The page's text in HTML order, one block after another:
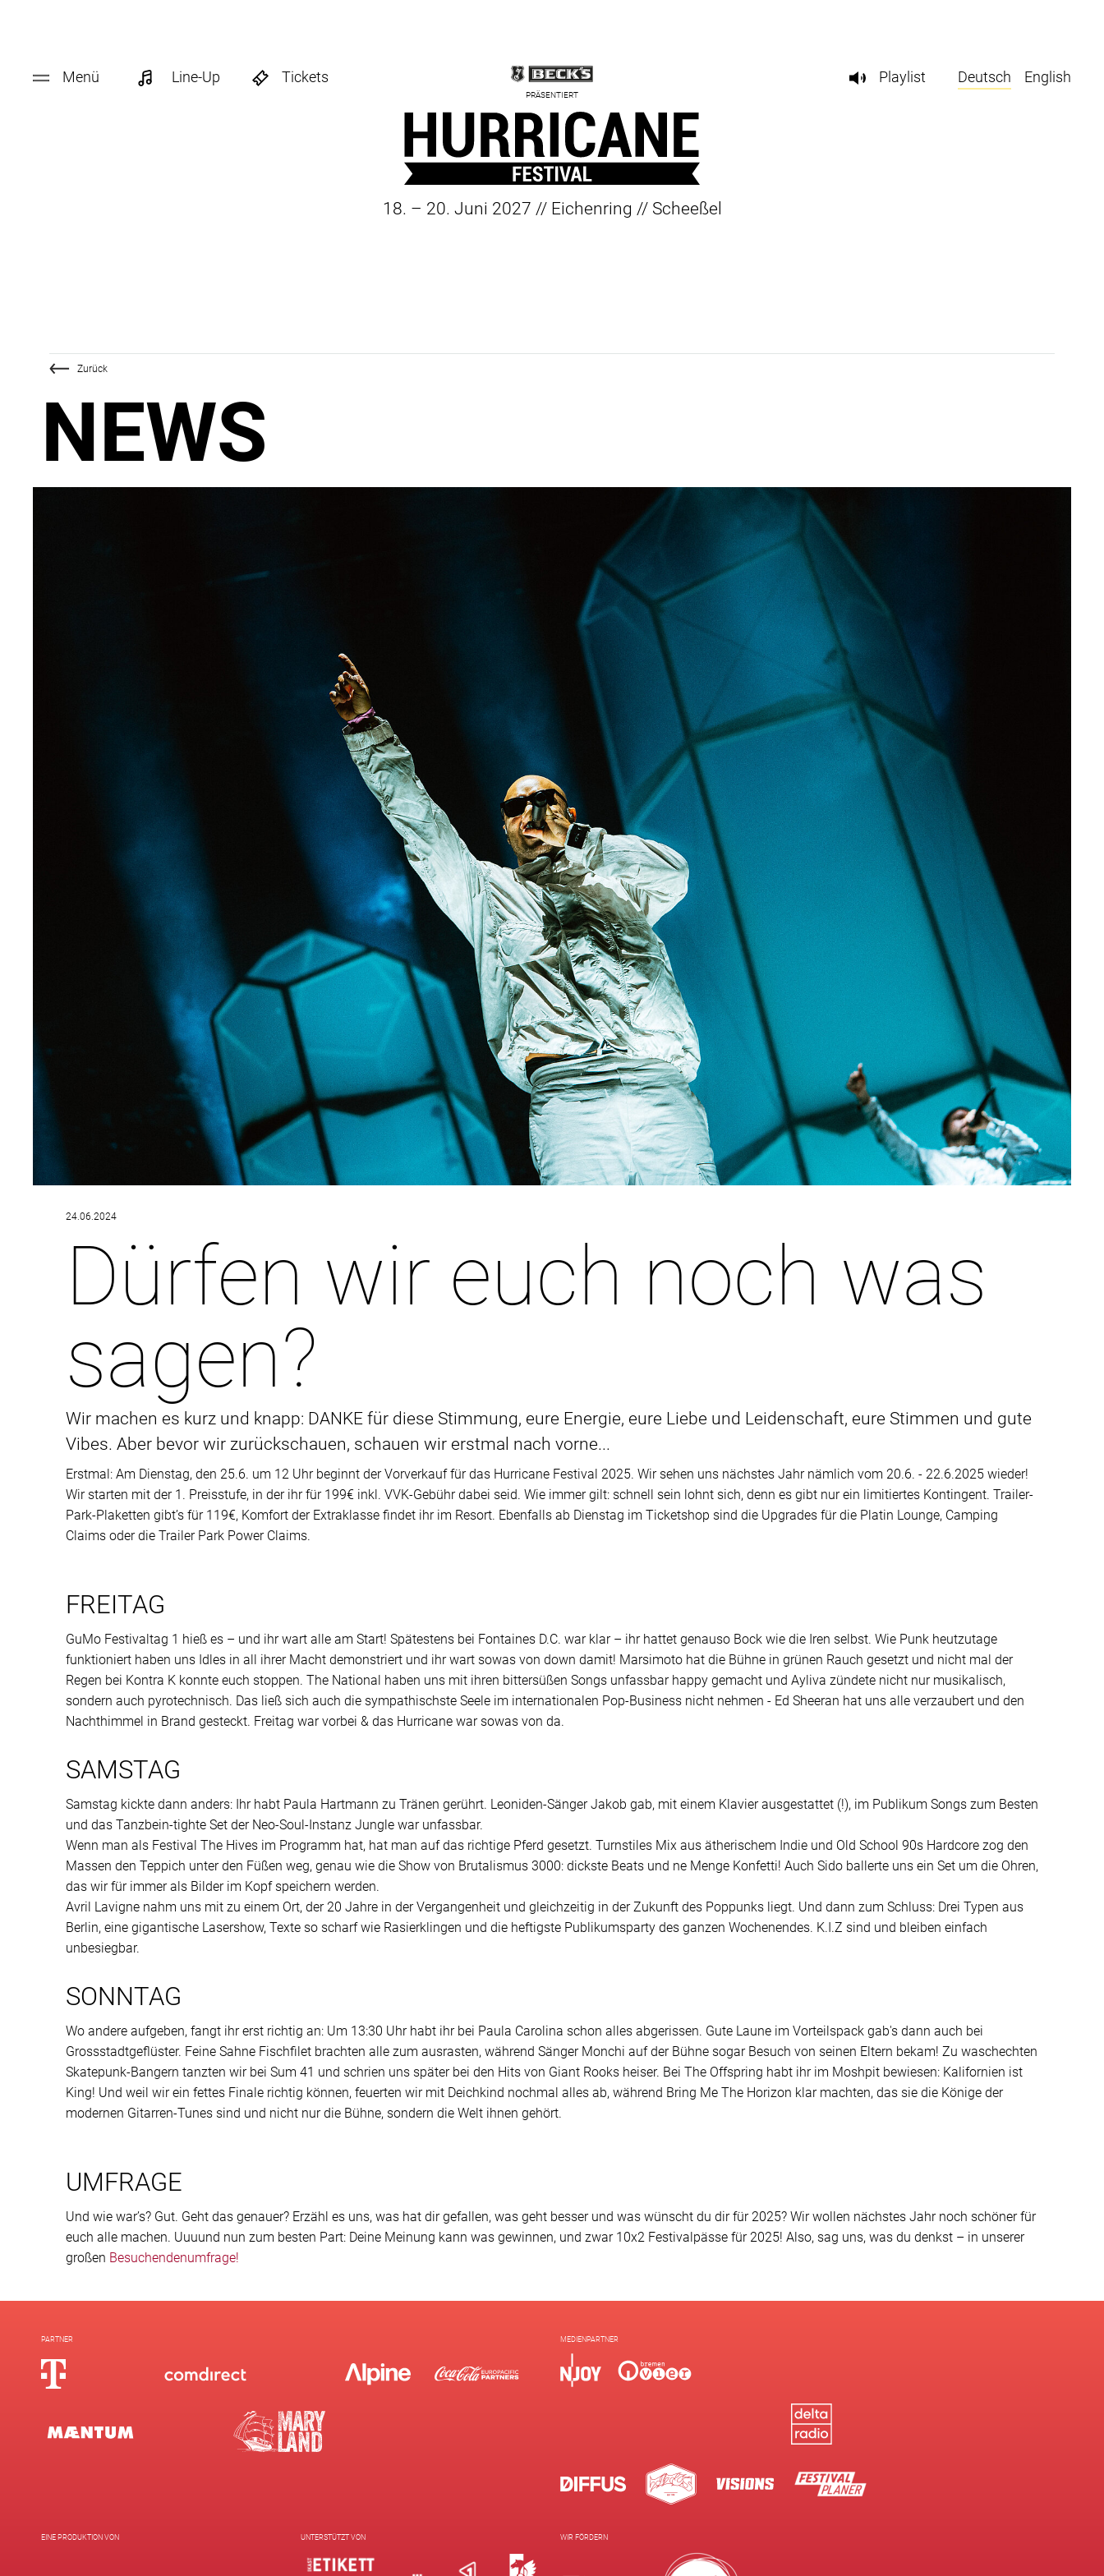
Menü Line-Up Tickets
PRÄSENTIERT
Playlist Deutsch English
18. – 20. Juni 2027 // Eichenring // Scheeßel
Zurück
NEWS
24.06.2024
Dürfen wir euch noch was
sagen?
Wir machen es kurz und knapp: DANKE für diese Stimmung, eure Energie, eure Liebe und Leidenschaft, eure Stimmen und gute
Vibes. Aber bevor wir zurückschauen, schauen wir erstmal nach vorne...
Erstmal: Am Dienstag, den 25.6. um 12 Uhr beginnt der Vorverkauf für das Hurricane Festival 2025. Wir sehen uns nächstes Jahr nämlich vom 20.6. - 22.6.2025 wieder!
Wir starten mit der 1. Preisstufe, in der ihr für 199€ inkl. VVK-Gebühr dabei seid. Wie immer gilt: schnell sein lohnt sich, denn es gibt nur ein limitiertes Kontingent. Trailer-
Park-Plaketten gibt’s für 119€, Komfort der Extraklasse findet ihr im Resort. Ebenfalls ab Dienstag im Ticketshop sind die Upgrades für die Platin Lounge, Camping
Claims oder die Trailer Park Power Claims.
FREITAG
GuMo Festivaltag 1 hieß es – und ihr wart alle am Start! Spätestens bei Fontaines D.C. war klar – ihr hattet genauso Bock wie die Iren selbst. Wie Punk heutzutage
funktioniert haben uns Idles in all ihrer Macht demonstriert und ihr wart sowas von down damit! Marsimoto hat die Bühne in grünen Rauch gesetzt und nicht mal der
Regen bei Kontra K konnte euch stoppen. The National haben uns mit ihren bittersüßen Songs unfassbar happy gemacht und Ayliva zündete nicht nur musikalisch,
sondern auch pyrotechnisch. Das ließ sich auch die sympathischste Seele im internationalen Pop-Business nicht nehmen - Ed Sheeran hat uns alle verzaubert und den
Nachthimmel in Brand gesteckt. Freitag war vorbei & das Hurricane war sowas von da.
SAMSTAG
Samstag kickte dann anders: Ihr habt Paula Hartmann zu Tränen gerührt. Leoniden-Sänger Jakob gab, mit einem Klavier ausgestattet (!), im Publikum Songs zum Besten
und das Tanzbein-tighte Set der Neo-Soul-Instanz Jungle war unfassbar.
Wenn man als Festival The Hives im Programm hat, hat man auf das richtige Pferd gesetzt. Turnstiles Mix aus ätherischem Indie und Old School 90s Hardcore zog den
Massen den Teppich unter den Füßen weg, genau wie die Show von Brutalismus 3000: dickste Beats und ne Menge Konfetti! Auch Sido ballerte uns ein Set um die Ohren,
das wir für immer als Bilder im Kopf speichern werden.
Avril Lavigne nahm uns mit zu einem Ort, der 20 Jahre in der Vergangenheit und gleichzeitig in der Zukunft des Poppunks liegt. Und dann zum Schluss: Drei Typen aus
Berlin, eine gigantische Lasershow, Texte so scharf wie Rasierklingen und die heftigste Publikumsparty des ganzen Wochenendes. K.I.Z sind und bleiben einfach
unbesiegbar.
SONNTAG
Wo andere aufgeben, fangt ihr erst richtig an: Um 13:30 Uhr habt ihr bei Paula Carolina schon alles abgerissen. Gute Laune im Vorteilspack gab's dann auch bei
Grossstadtgeflüster. Feine Sahne Fischfilet brachten alle zum ausrasten, während Sänger Monchi auf der Bühne sogar Besuch von seinen Eltern bekam! Zu waschechten
Skatepunk-Bangern tanzten wir bei Sum 41 und schrien uns später bei den Hits von Giant Rooks heiser. Bei The Offspring habt ihr im Moshpit bewiesen: Kalifornien ist
King! Und weil wir ein fettes Finale richtig können, feuerten wir mit Deichkind nochmal alles ab, während Bring Me The Horizon klar machten, das sie die Könige der
modernen Gitarren-Tunes sind und nicht nur die Bühne, sondern die Welt ihnen gehört.
UMFRAGE
Und wie war’s? Gut. Geht das genauer? Erzähl es uns, was hat dir gefallen, was geht besser und was wünscht du dir für 2025? Wir wollen nächstes Jahr noch schöner für
euch alle machen. Uuuund nun zum besten Part: Deine Meinung kann was gewinnen, und zwar 10x2 Festivalpässe für 2025! Also, sag uns, was du denkst – in unserer
großen Besuchendenumfrage!
PARTNER MEDIENPARTNER
EINE PRODUKTION VON UNTERSTÜTZT VON WIR FÖRDERN